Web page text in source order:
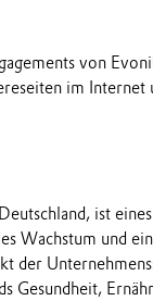
von
im Internet
ist
Wachstum und
der
Gesundheit,